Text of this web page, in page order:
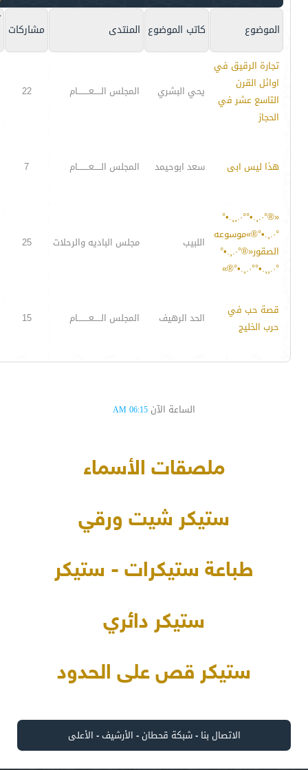
الموضوع كاتب الموضوع المنتدى مشاركات
تجارة الرقيق في
اوائل القرن
التاسع عشر في
الحجاز
يحي البشري المجلس الـــــعــــــــام 22
هذا ليس ابى سعد ابوحيمد المجلس الـــــعــــــــام 7
«®°·.¸.•°°·.¸¸.•°
°·.¸.•°®»موسوعه
الصقور«®°·.¸.•°
°·.¸¸.•°°·.¸.•°®»
اللبيب مجلس الباديه والرحلات 25
قصة حب في
حرب الخليج
الحد الرهيف المجلس الـــــعــــــــام 15
الساعة الآن 06:15 AM
ملصقات الأسماء
ستيكر شيت ورقي
طباعة ستيكرات - ستيكر
ستيكر دائري
ستيكر قص على الحدود
الاتصال بنا -شبكة قحطان- الأرشيف- الأعلى